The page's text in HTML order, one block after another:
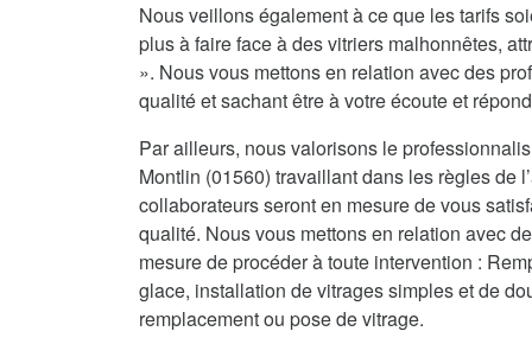
Nous veillons également à ce que les tarifs
plus à faire face à des vitriers malhonnêtes,
». Nous vous mettons en relation avec des
qualité et sachant être à votre écoute et
Par ailleurs, nous valorisons le
Montlin (01560) travaillant dans les règles de
collaborateurs seront en mesure de vous
qualité. Nous vous mettons en relation avec
mesure de procéder à toute intervention :
glace, installation de vitrages simples et de
remplacement ou pose de vitrage.